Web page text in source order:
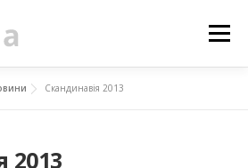
Меню
Скандинавія 2013
2013